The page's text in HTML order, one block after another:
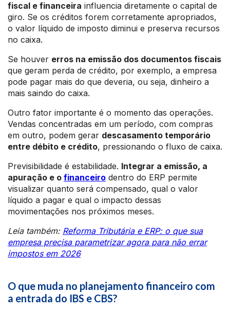
fiscal e financeira influencia diretamente o capital de
giro. Se os créditos forem corretamente apropriados,
o valor líquido de imposto diminui e preserva recursos
no caixa.
Se houver erros na emissão dos documentos fiscais
que geram perda de crédito, por exemplo, a empresa
pode pagar mais do que deveria, ou seja, dinheiro a
mais saindo do caixa.
Outro fator importante é o momento das operações.
Vendas concentradas em um período, com compras
em outro, podem gerar descasamento temporário
entre débito e crédito, pressionando o fluxo de caixa.
Previsibilidade é estabilidade. Integrar a emissão, a
apuração e o financeiro dentro do ERP permite
visualizar quanto será compensado, qual o valor
líquido a pagar e qual o impacto dessas
movimentações nos próximos meses.
Leia também: Reforma Tributária e ERP: o que sua
empresa precisa parametrizar agora para não errar
impostos em 2026
O que muda no planejamento financeiro com
a entrada do IBS e CBS?